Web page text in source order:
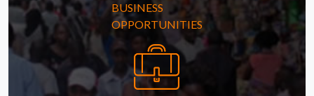
BUSINESS
OPPORTUNITIES